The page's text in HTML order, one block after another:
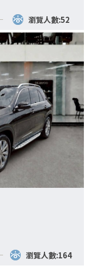
瀏覽人數:52
瀏覽人數:164